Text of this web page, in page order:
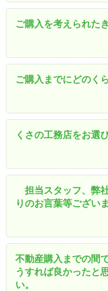
ご購入を考えられた
ご購入までにどのく
くさの工務店をお選
担当スタッフ、弊
りのお言葉等ござい
不動産購入までの間
うすれば良かったと
い。